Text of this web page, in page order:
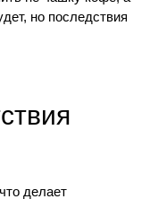
но последствия
делает